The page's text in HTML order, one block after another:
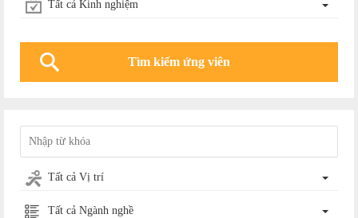
Tất cả Kinh nghiệm
Tất cả Vị trí
Tất cả Ngành nghề